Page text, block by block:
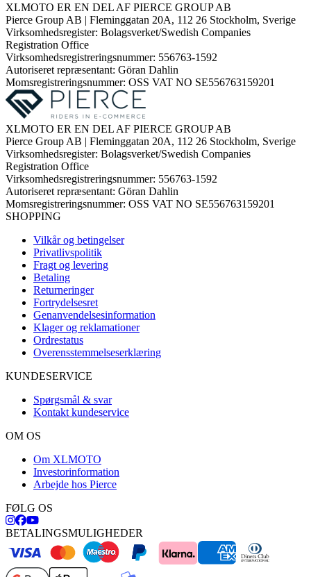
XLMOTO ER EN DEL AF PIERCE GROUP AB
Pierce Group AB | Fleminggatan 20A, 112 26 Stockholm, Sverige
Virksomhedsregister: Bolagsverket/Swedish Companies
Registration Office
Virksomhedsregistreringsnummer: 556763-1592
Autoriseret repræsentant: Göran Dahlin
Momsregistreringsnummer: OSS VAT NO SE556763159201
XLMOTO ER EN DEL AF PIERCE GROUP AB
Pierce Group AB | Fleminggatan 20A, 112 26 Stockholm, Sverige
Virksomhedsregister: Bolagsverket/Swedish Companies
Registration Office
Virksomhedsregistreringsnummer: 556763-1592
Autoriseret repræsentant: Göran Dahlin
Momsregistreringsnummer: OSS VAT NO SE556763159201
SHOPPING
Vilkår og betingelser
Privatlivspolitik
Fragt og levering
Betaling
Returneringer
Fortrydelsesret
Genanvendelsesinformation
Klager og reklamationer
Ordrestatus
Overensstemmelseserklæring
KUNDESERVICE
Spørgsmål & svar
Kontakt kundeservice
OM OS
Om XLMOTO
Investorinformation
Arbejde hos Pierce
FØLG OS
BETALINGSMULIGHEDER